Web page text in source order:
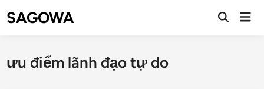
SAGOWA
ưu điểm lãnh đạo tự do